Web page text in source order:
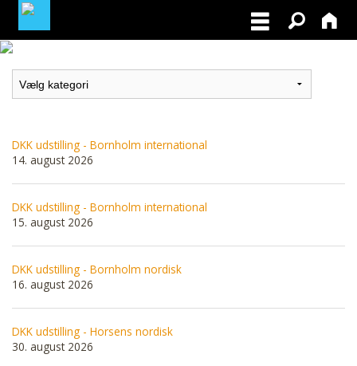
MEDLEMSLOGIN
DKK udstilling - Bornholm international
14. august 2026
DKK udstilling - Bornholm international
15. august 2026
DKK udstilling - Bornholm nordisk
16. august 2026
DKK udstilling - Horsens nordisk
30. august 2026